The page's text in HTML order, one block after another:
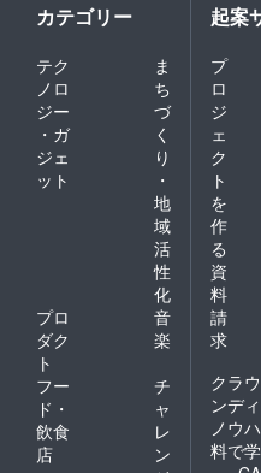
カテゴリー
テク
ノロ
ジー
・ガ
ジェ
ット
ま
ち
づ
く
り
・
地
域
活
性
化
プロ
ダク
ト
音
楽
フー
ド・
飲食
店
チ
ャ
レ
ン
起案
プ
ロ
ジ
ェ
ク
ト
を
作
る
資
料
請
求
クラ
ンデ
ノウ
料で